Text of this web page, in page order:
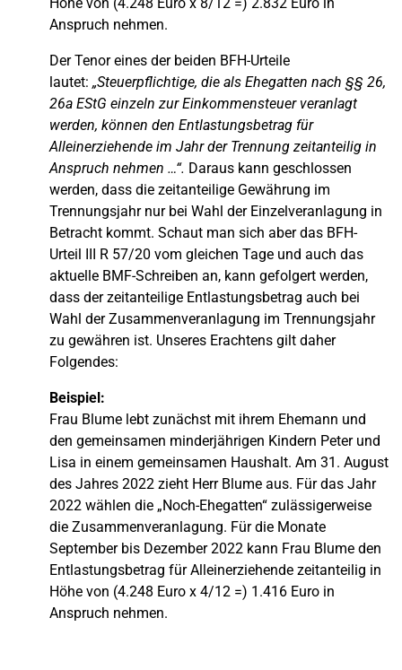
Anspruch nehmen.
Der Tenor eines der beiden BFH-Urteile
lautet: „Steuerpflichtige, die als Ehegatten nach §§ 26,
26a EStG einzeln zur Einkommensteuer veranlagt
werden, können den Entlastungsbetrag für
Alleinerziehende im Jahr der Trennung zeitanteilig in
Anspruch nehmen …“. Daraus kann geschlossen
werden, dass die zeitanteilige Gewährung im
Trennungsjahr nur bei Wahl der Einzelveranlagung in
Betracht kommt. Schaut man sich aber das BFH-
Urteil III R 57/20 vom gleichen Tage und auch das
aktuelle BMF-Schreiben an, kann gefolgert werden,
dass der zeitanteilige Entlastungsbetrag auch bei
Wahl der Zusammenveranlagung im Trennungsjahr
zu gewähren ist. Unseres Erachtens gilt daher
Folgendes:
Beispiel:
Frau Blume lebt zunächst mit ihrem Ehemann und
den gemeinsamen minderjährigen Kindern Peter und
Lisa in einem gemeinsamen Haushalt. Am 31. August
des Jahres 2022 zieht Herr Blume aus. Für das Jahr
2022 wählen die „Noch-Ehegatten“ zulässigerweise
die Zusammenveranlagung. Für die Monate
September bis Dezember 2022 kann Frau Blume den
Entlastungsbetrag für Alleinerziehende zeitanteilig in
Höhe von (4.248 Euro x 4/12 =) 1.416 Euro in
Anspruch nehmen.